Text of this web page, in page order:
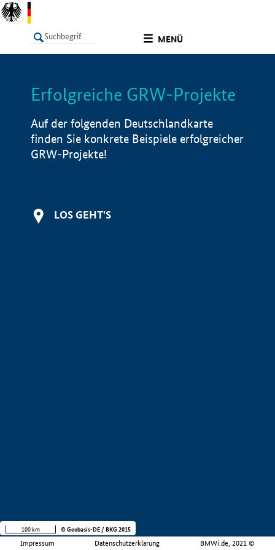
MENÜ
LISTE Info
Erfolgreiche GRW-Projekte
Auf der folgenden Deutschlandkarte
finden Sie konkrete Beispiele erfolgreicher
GRW-Projekte!
LOS GEHT'S
Impressum Datenschutzerklärung BMWi.de, 2021 ©
100 km © Geobasis-DE / BKG 2015